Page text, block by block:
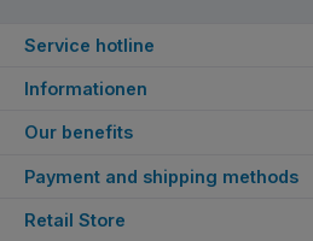
Service hotline
Informationen
Our benefits
Payment and shipping methods
Retail Store